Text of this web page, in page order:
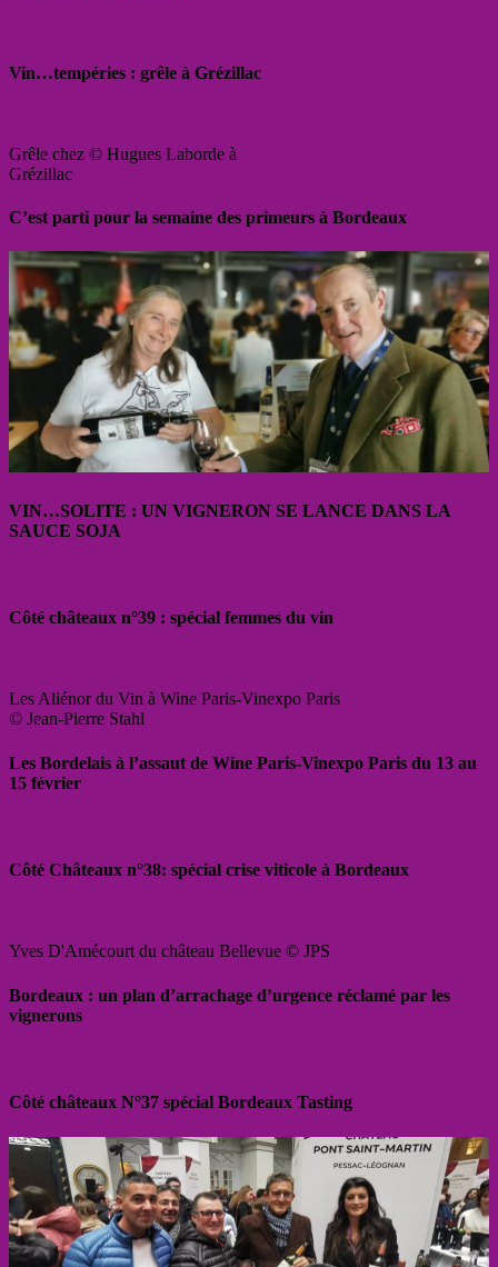
Vin…tempéries : grêle à Grézillac
Grêle chez © Hugues Laborde à
Grézillac
C’est parti pour la semaine des primeurs à Bordeaux
VIN…SOLITE : UN VIGNERON SE LANCE DANS LA
SAUCE SOJA
Côté châteaux n°39 : spécial femmes du vin
Les Aliénor du Vin à Wine Paris-Vinexpo Paris
© Jean-Pierre Stahl
Les Bordelais à l’assaut de Wine Paris-Vinexpo Paris du 13 au
15 février
Côté Châteaux n°38: spécial crise viticole à Bordeaux
Yves D'Amécourt du château Bellevue © JPS
Bordeaux : un plan d’arrachage d’urgence réclamé par les
vignerons
Côté châteaux N°37 spécial Bordeaux Tasting